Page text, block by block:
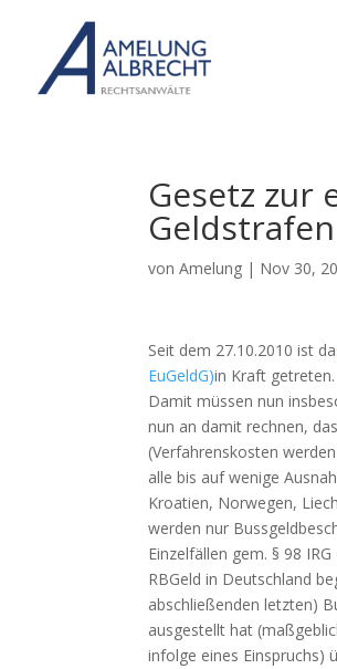
Gesetz zur
vonAmelung | Nov 30,
Seit dem 27.10.2010 ist
EuGeldG)in Kraft getreten.
Damit müssen nun
nun an damit rechnen,
(Verfahrenskosten
alle bis auf wenige
Kroatien, Norwegen,
werden nur
Einzelfällen gem. § 98
RBGeld in Deutschland
abschließenden letzten)
ausgestellt hat
infolge eines Einspruchs)